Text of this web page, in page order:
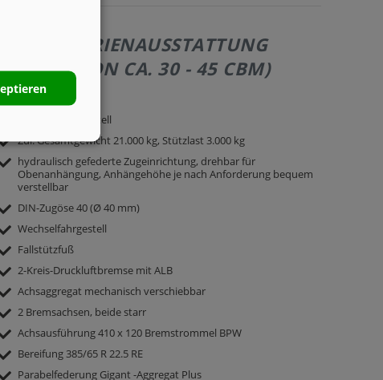
281 | SERIENAUSSTATTUNG
VON CA. 30 - 45 CBM)
Tandem Fahrgestell
Zul. Gesamtgewicht 21.000 kg, Stützlast 3.000 kg
hydraulisch gefederte Zugeinrichtung, drehbar für
Obenanhängung, Anhängehöhe je nach Anforderung bequem
verstellbar
DIN-Zugöse 40 (Ø 40 mm)
Wechselfahrgestell
Fallstützfuß
2-Kreis-Druckluftbremse mit ALB
Achsaggregat mechanisch verschiebbar
2 Bremsachsen, beide starr
Achsausführung 410 x 120 Bremstrommel BPW
Bereifung 385/65 R 22.5 RE
Parabelfederung Gigant -Aggregat Plus